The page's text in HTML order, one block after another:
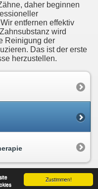
Zustimmen!
daher beginnen
entfernen effektiv
wird
Reinigung der
Das ist der erste
herzustellen.